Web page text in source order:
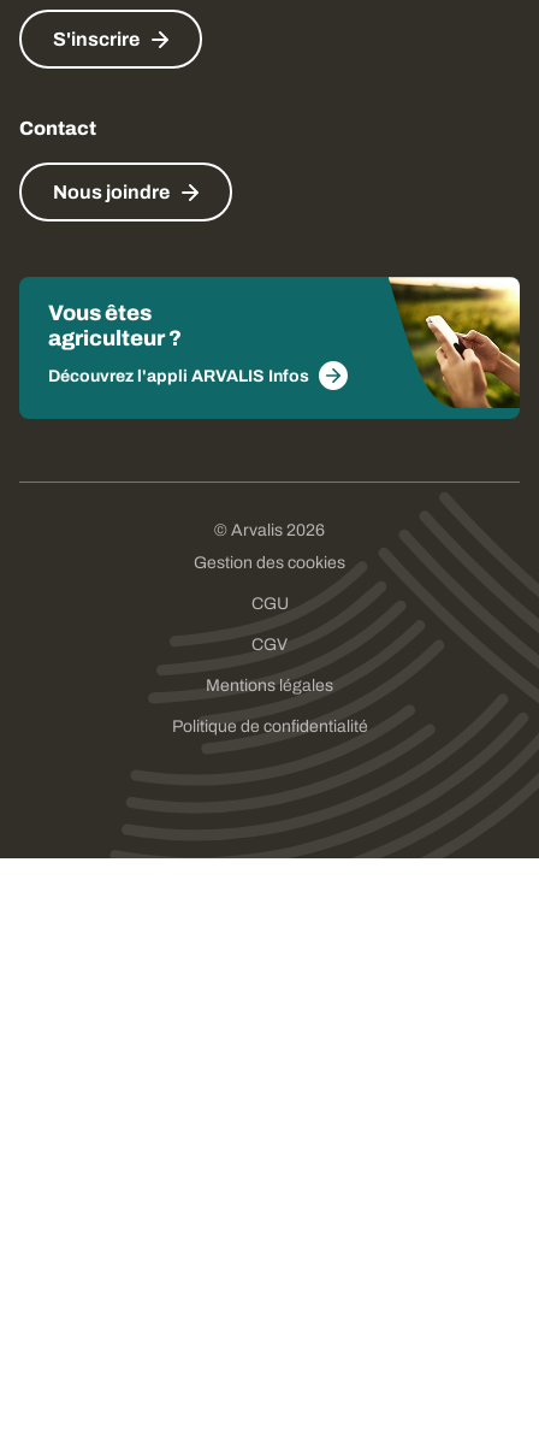
S'inscrire
Contact
Nous joindre
Vous êtes
agriculteur ?
Découvrez l'appli ARVALIS Infos
© Arvalis 2026
Gestion des cookies
CGU
CGV
Mentions légales
Politique de confidentialité